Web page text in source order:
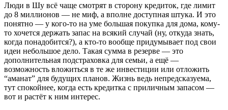
Люди в Шу всё чаще смотрят в сторону кредиток, где лимит
до 8 миллионов — не миф, а вполне доступная штука. И это
понятно — у кого-то на уме большая покупка для дома, кому-
то хочется держать запас на всякий случай (ну, откуда знать,
когда понадобится?), а кто-то вообще придумывает под свои
идеи небольшое дело. Такая сумма в резерве — это
дополнительная подстраховка для семьи, а ещё —
возможность вложиться в те же инвестиции или отложить
“аманат” для будущих планов. Жизнь ведь непредсказуема,
тут спокойнее, когда есть кредитка с приличным запасом —
вот и растёт к ним интерес.